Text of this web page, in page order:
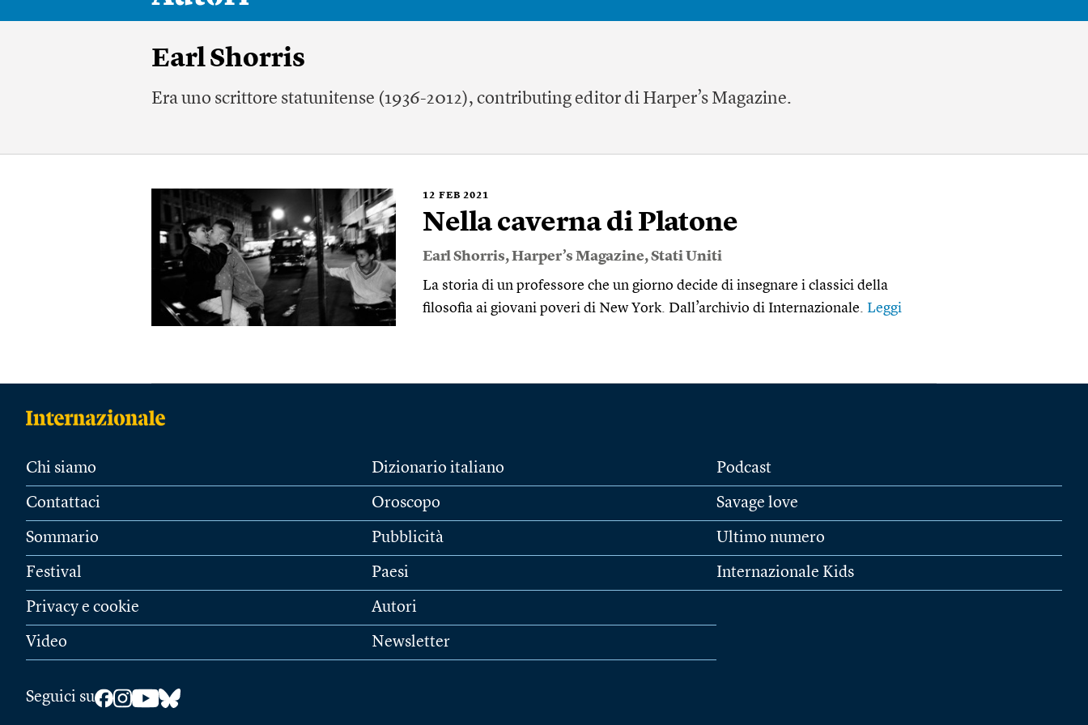
Earl Shorris
Era uno scrittore statunitense (1936-2012), contributing editor di Harper’s Magazine.
12 FEB 2021
Nella caverna di Platone
Earl Shorris,Harper’s Magazine,Stati Uniti
La storia di un professore che un giorno decide di insegnare i classici della
filosofia ai giovani poveri di New York. Dall’archivio di Internazionale. Leggi
Chi siamo
Contattaci
Sommario
Festival
Privacy e cookie
Video
Dizionario italiano
Oroscopo
Pubblicità
Paesi
Autori
Newsletter
Podcast
Savage love
Ultimo numero
Internazionale Kids
Seguici su